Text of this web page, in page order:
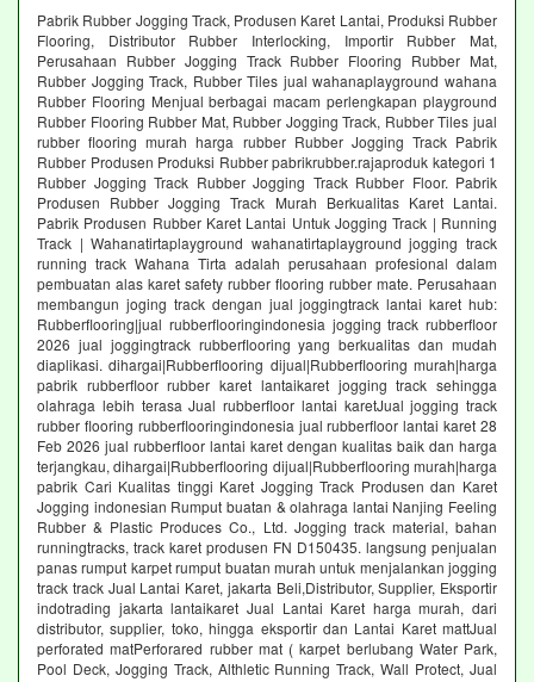
Pabrik Rubber Jogging Track, Produsen Karet Lantai, Produksi Rubber
Flooring, Distributor Rubber Interlocking, Importir Rubber Mat,
Perusahaan Rubber Jogging Track Rubber Flooring Rubber Mat,
Rubber Jogging Track, Rubber Tiles jual wahanaplayground wahana
Rubber Flooring Menjual berbagai macam perlengkapan playground
Rubber Flooring Rubber Mat, Rubber Jogging Track, Rubber Tiles jual
rubber flooring murah harga rubber Rubber Jogging Track Pabrik
Rubber Produsen Produksi Rubber pabrikrubber.rajaproduk kategori 1
Rubber Jogging Track Rubber Jogging Track Rubber Floor. Pabrik
Produsen Rubber Jogging Track Murah Berkualitas Karet Lantai.
Pabrik Produsen Rubber Karet Lantai Untuk Jogging Track | Running
Track | Wahanatirtaplayground wahanatirtaplayground jogging track
running track Wahana Tirta adalah perusahaan profesional dalam
pembuatan alas karet safety rubber flooring rubber mate. Perusahaan
membangun joging track dengan jual joggingtrack lantai karet hub:
Rubberflooring|jual rubberflooringindonesia jogging track rubberfloor
2026 jual joggingtrack rubberflooring yang berkualitas dan mudah
diaplikasi. dihargai|Rubberflooring dijual|Rubberflooring murah|harga
pabrik rubberfloor rubber karet lantaikaret jogging track sehingga
olahraga lebih terasa Jual rubberfloor lantai karetJual jogging track
rubber flooring rubberflooringindonesia jual rubberfloor lantai karet 28
Feb 2026 jual rubberfloor lantai karet dengan kualitas baik dan harga
terjangkau, dihargai|Rubberflooring dijual|Rubberflooring murah|harga
pabrik Cari Kualitas tinggi Karet Jogging Track Produsen dan Karet
Jogging indonesian Rumput buatan & olahraga lantai Nanjing Feeling
Rubber & Plastic Produces Co., Ltd. Jogging track material, bahan
runningtracks, track karet produsen FN D150435. langsung penjualan
panas rumput karpet rumput buatan murah untuk menjalankan jogging
track track Jual Lantai Karet, jakarta Beli,Distributor, Supplier, Eksportir
indotrading jakarta lantaikaret Jual Lantai Karet harga murah, dari
distributor, supplier, toko, hingga eksportir dan Lantai Karet mattJual
perforated matPerforared rubber mat ( karpet berlubang Water Park,
Pool Deck, Jogging Track, Althletic Running Track, Wall Protect, Jual